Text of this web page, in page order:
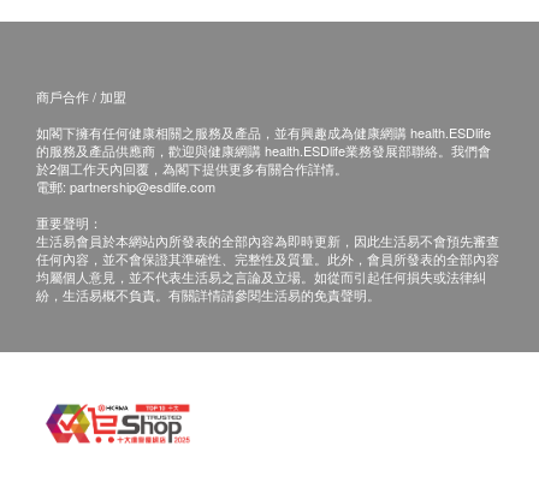
嗜酸性白血球
紅血球平均血紅素
紅血球平均血紅素濃度
嗜中性白血球
紅血球壓積量
血小板數目
紅血球分佈寬度
紅血球平均體積
白血球分類
• 閣下須於預約當天向本診所職員出示身份證及訂購
確認信或電郵。
• 閣下須由確認付款日期起計6月內進行及完成首針注
射，逾期作廢。
• 疫苗供應及其藥廠品牌按實際情況而定，本診所保
留最後決定權。
• 所列出之疫苗服務費用已包括首次注射前的醫生會
斷並不適合接種有關疫苗，本診所將收取一次醫生會
• 成功付款後，已訂購之疫苗服務費用不設更改，轉
讓及／或退款（除上述經醫生諮詢後不宜進行接種疫
商戶合作 / 加盟
如閣下擁有任何健康相關之服務及產品，並有興趣成為健康網購 health.ESDlife
的服務及產品供應商，歡迎與健康網購 health.ESDlife業務發展部聯絡。我們會
於2個工作天內回覆，為閣下提供更多有關合作詳情。
電郵: partnership@esdlife.com
重要聲明：
生活易會員於本網站內所發表的全部內容為即時更新，因此生活易不會預先審查
任何內容，並不會保證其準確性、完整性及質量。此外，會員所發表的全部內容
均屬個人意見，並不代表生活易之言論及立場。如從而引起任何損失或法律糾
紛，生活易概不負責。有關詳情請參閱生活易的免責聲明。